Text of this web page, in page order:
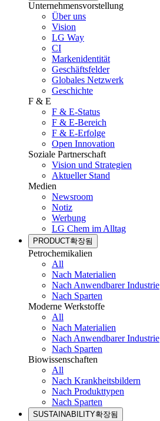
Unternehmensvorstellung
Über uns
Vision
LG Way
CI
Markenidentität
Geschäftsfelder
Globales Netzwerk
Geschichte
F & E
F & E-Status
F & E-Bereich
F & E-Erfolge
Open Innovation
Soziale Partnerschaft
Vision und Strategien
Aktueller Stand
Medien
Newsroom
Notiz
Werbung
LG Chem im Alltag
PRODUCT확장됨
Petrochemikalien
All
Nach Materialien
Nach Anwendbarer Industrie
Nach Sparten
Moderne Werkstoffe
All
Nach Materialien
Nach Anwendbarer Industrie
Nach Sparten
Biowissenschaften
All
Nach Krankheitsbildern
Nach Produkttypen
Nach Sparten
SUSTAINABILITY확장됨